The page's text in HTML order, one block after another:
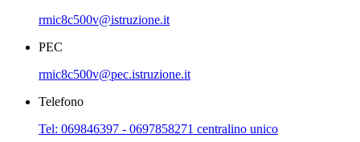
rmic8c500v@istruzione.it
PEC
rmic8c500v@pec.istruzione.it
Telefono
Tel: 069846397 - 0697858271 centralino unico